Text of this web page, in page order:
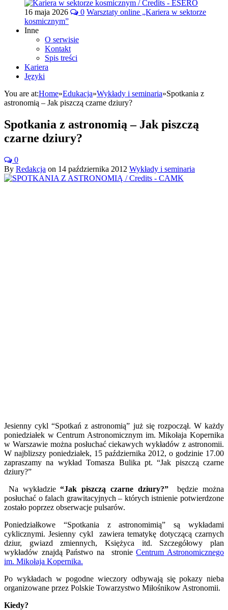
16 maja 2026 0 Warsztaty online „Kariera w sektorze
kosmicznym”
Inne
O serwisie
Kontakt
Spis treści
Kariera
Języki
You are at:Home»Edukacja»Wykłady i seminaria»Spotkania z
astronomią – Jak piszczą czarne dziury?
Spotkania z astronomią – Jak piszczą
czarne dziury?
0
By Redakcja on 14 października 2012 Wykłady i seminaria
Jesienny cykl “Spotkań z astronomią” już się rozpoczął. W każdy
poniedziałek w Centrum Astronomicznym im. Mikołaja Kopernika
w Warszawie można posłuchać ciekawych wykładów z astronomii.
W najblizszy poniedziałek, 15 października 2012, o godzinie 17.00
zapraszamy na wykład Tomasza Bulika pt. “Jak piszczą czarne
dziury?”
Na wykładzie“Jak piszczą czarne dziury?”będzie można
posłuchać o falach grawitacyjnych – których istnienie potwierdzone
zostało poprzez obserwacje pulsarów.
Poniedziałkowe “Spotkania z astronomimią” są wykładami
cyklicznymi. Jesienny cykl zawiera tematykę dotyczącą czarnych
dziur, gwiazd zmiennych, Księżyca itd. Szczegółowy plan
wykładów znajdą Państwo na stronieCentrum Astronomicznego
im. Mikołaja Kopernika.
Po wykładach w pogodne wieczory odbywają się pokazy nieba
organizowane przez Polskie Towarzystwo Miłośnikow Astronomii.
Kiedy?